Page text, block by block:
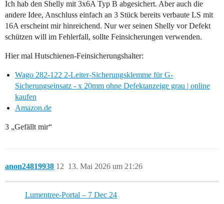
Ich hab den Shelly mit 3x6A Typ B abgesichert. Aber auch die
andere Idee, Anschluss einfach an 3 Stück bereits verbaute LS mit
16A erscheint mir hinreichend. Nur wer seinen Shelly vor Defekt
schützen will im Fehlerfall, sollte Feinsicherungen verwenden.
Hier mal Hutschienen-Feinsicherungshalter:
Wago 282-122 2-Leiter-Sicherungsklemme für G-
Sicherungseinsatz - x 20mm ohne Defektanzeige grau | online
kaufen
Amazon.de
3 „Gefällt mir“
anon24819938 13. Mai 2026 um 21:26
12
Lumentree-Portal – 7 Dec 24